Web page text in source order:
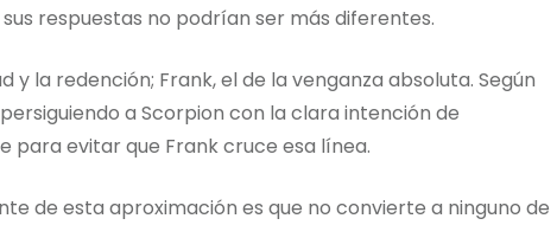
respuestas no podrían ser más diferentes.
y la redención; Frank, el de la venganza absoluta. Según
a Scorpion con la clara intención de
para evitar que Frank cruce esa línea.
de esta aproximación es que no convierte a ninguno de